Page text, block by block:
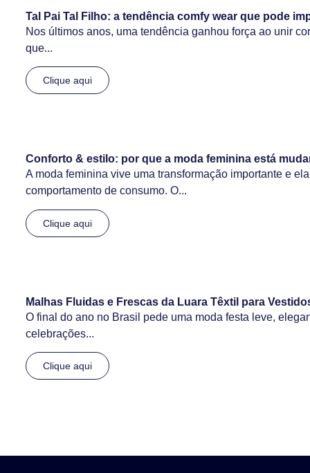
Tal Pai Tal Filho: a tendência comfy wear que pode
Nos últimos anos, uma tendência ganhou força ao unir
que...
Clique aqui
Conforto & estilo: por que a moda feminina está
A moda feminina vive uma transformação importante e
comportamento de consumo. O...
Clique aqui
Malhas Fluidas e Frescas da Luara Têxtil para
O final do ano no Brasil pede uma moda festa leve,
celebrações...
Clique aqui